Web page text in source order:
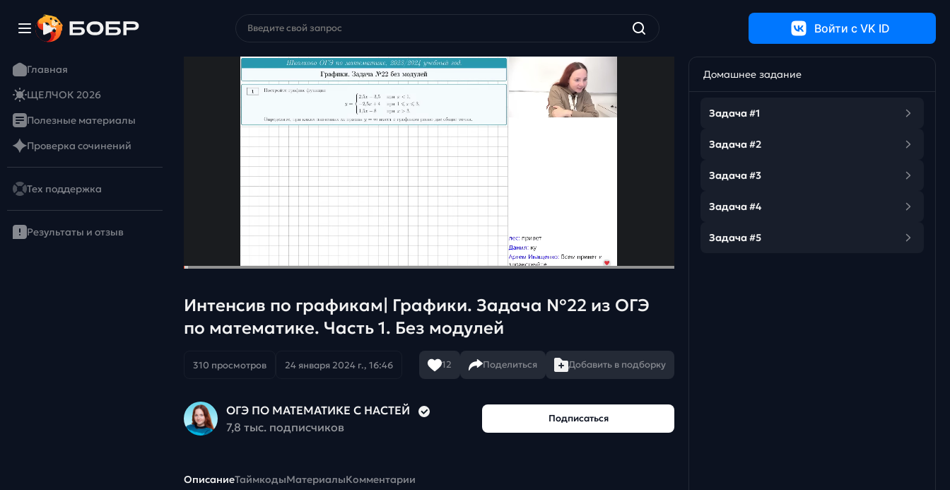
Войти c VK ID
Главная
ЩЕЛЧОК 2026
Полезные материалы
Проверка сочинений
Тех поддержка
Результаты и отзыв
Интенсив по графикам| Графики. Задача №22 из ОГЭ
по математике. Часть 1. Без модулей
310 просмотров 24 января 2024 г., 16:46 12 Поделиться Добавить в подборку
ОГЭ ПО МАТЕМАТИКЕ С НАСТЕЙ
7,8 тыс. подписчиков
Подписаться
ОписаниеТаймкодыМатериалыКомментарии
Домашнее задание
Задача #1
Задача #2
Задача #3
Задача #4
Задача #5